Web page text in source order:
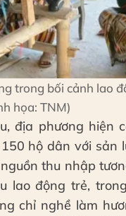
trong bối cảnh lao
họa: TNM)
địa phương hiện
hộ dân với sản
thu nhập
lao động trẻ,
chỉ nghề làm